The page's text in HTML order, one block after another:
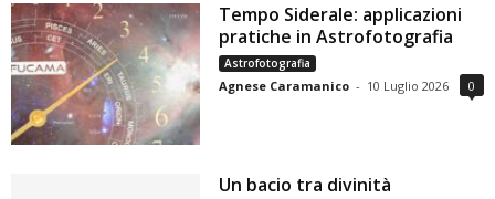
Tempo Siderale: applicazioni
pratiche in Astrofotografia
Astrofotografia
Agnese Caramanico - 10 Luglio 2026 0
Un bacio tra divinità